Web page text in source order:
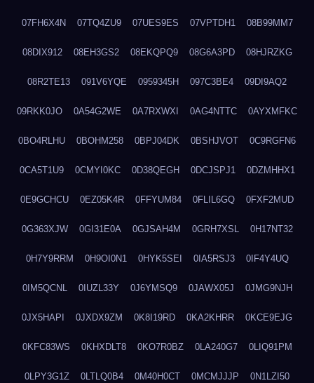
07FH6X4N 07TQ4ZU9 07UES9ES 07VPTDH1 08B99MM7
08DIX912 08EH3GS2 08EKQPQ9 08G6A3PD 08HJRZKG
08R2TE13 091V6YQE 0959345H 097C3BE4 09DI9AQ2
09RKK0JO 0A54G2WE 0A7RXWXI 0AG4NTTC 0AYXMFKC
0BO4RLHU 0BOHM258 0BPJ04DK 0BSHJVOT 0C9RGFN6
0CA5T1U9 0CMYI0KC 0D38QEGH 0DCJSPJ1 0DZMHHX1
0E9GCHCU 0EZ05K4R 0FFYUM84 0FLIL6GQ 0FXF2MUD
0G363XJW 0GI31E0A 0GJSAH4M 0GRH7XSL 0H17NT32
0H7Y9RRM 0H9OI0N1 0HYK5SEI 0IA5RSJ3 0IF4Y4UQ
0IM5QCNL 0IUZL33Y 0J6YMSQ9 0JAWX05J 0JMG9NJH
0JX5HAPI 0JXDX9ZM 0K8I19RD 0KA2KHRR 0KCE9EJG
0KFC83WS 0KHXDLT8 0KO7R0BZ 0LA240G7 0LIQ91PM
0LPY3G1Z 0LTLQ0B4 0M40H0CT 0MCMJJJP 0N1LZI50